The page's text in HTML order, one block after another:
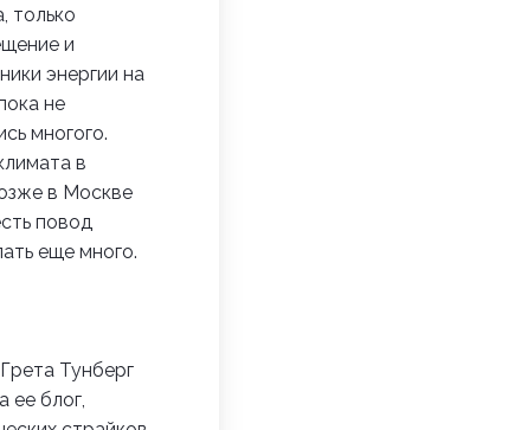
только
и
энергии на
не
многого.
в
в Москве
повод
еще много.
Тунберг
ее блог,